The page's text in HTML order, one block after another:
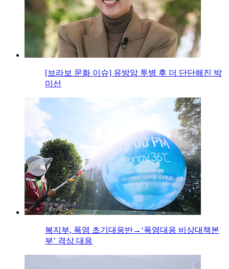
[브라보 문화 이슈] 유방암 투병 후 더 단단해진 박
미선
복지부, 폭염 초기대응반→‘폭염대응 비상대책본
부’ 격상 대응